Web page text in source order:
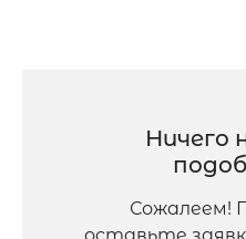
Ничего
Сожалеем!